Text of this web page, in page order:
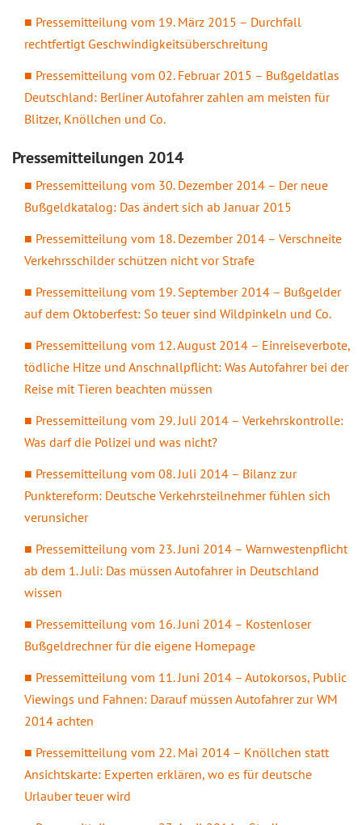
Pressemitteilung vom 19. März 2015 – Durchfall
rechtfertigt Geschwindigkeitsüberschreitung
Pressemitteilung vom 02. Februar 2015 – Bußgeldatlas
Deutschland: Berliner Autofahrer zahlen am meisten für
Blitzer, Knöllchen und Co.
Pressemitteilungen 2014
Pressemitteilung vom 30. Dezember 2014 – Der neue
Bußgeldkatalog: Das ändert sich ab Januar 2015
Pressemitteilung vom 18. Dezember 2014 – Verschneite
Verkehrsschilder schützen nicht vor Strafe
Pressemitteilung vom 19. September 2014 – Bußgelder
auf dem Oktoberfest: So teuer sind Wildpinkeln und Co.
Pressemitteilung vom 12. August 2014 – Einreiseverbote,
tödliche Hitze und Anschnallpflicht: Was Autofahrer bei der
Reise mit Tieren beachten müssen
Pressemitteilung vom 29. Juli 2014 – Verkehrskontrolle:
Was darf die Polizei und was nicht?
Pressemitteilung vom 08. Juli 2014 – Bilanz zur
Punktereform: Deutsche Verkehrsteilnehmer fühlen sich
verunsicher
Pressemitteilung vom 23. Juni 2014 – Warnwestenpflicht
ab dem 1. Juli: Das müssen Autofahrer in Deutschland
wissen
Pressemitteilung vom 16. Juni 2014 – Kostenloser
Bußgeldrechner für die eigene Homepage
Pressemitteilung vom 11. Juni 2014 – Autokorsos, Public
Viewings und Fahnen: Darauf müssen Autofahrer zur WM
2014 achten
Pressemitteilung vom 22. Mai 2014 – Knöllchen statt
Ansichtskarte: Experten erklären, wo es für deutsche
Urlauber teuer wird